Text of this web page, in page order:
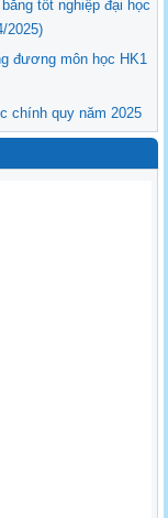
tốt nghiệp đại học
2025)
đương môn học HK1
chính quy năm 2025